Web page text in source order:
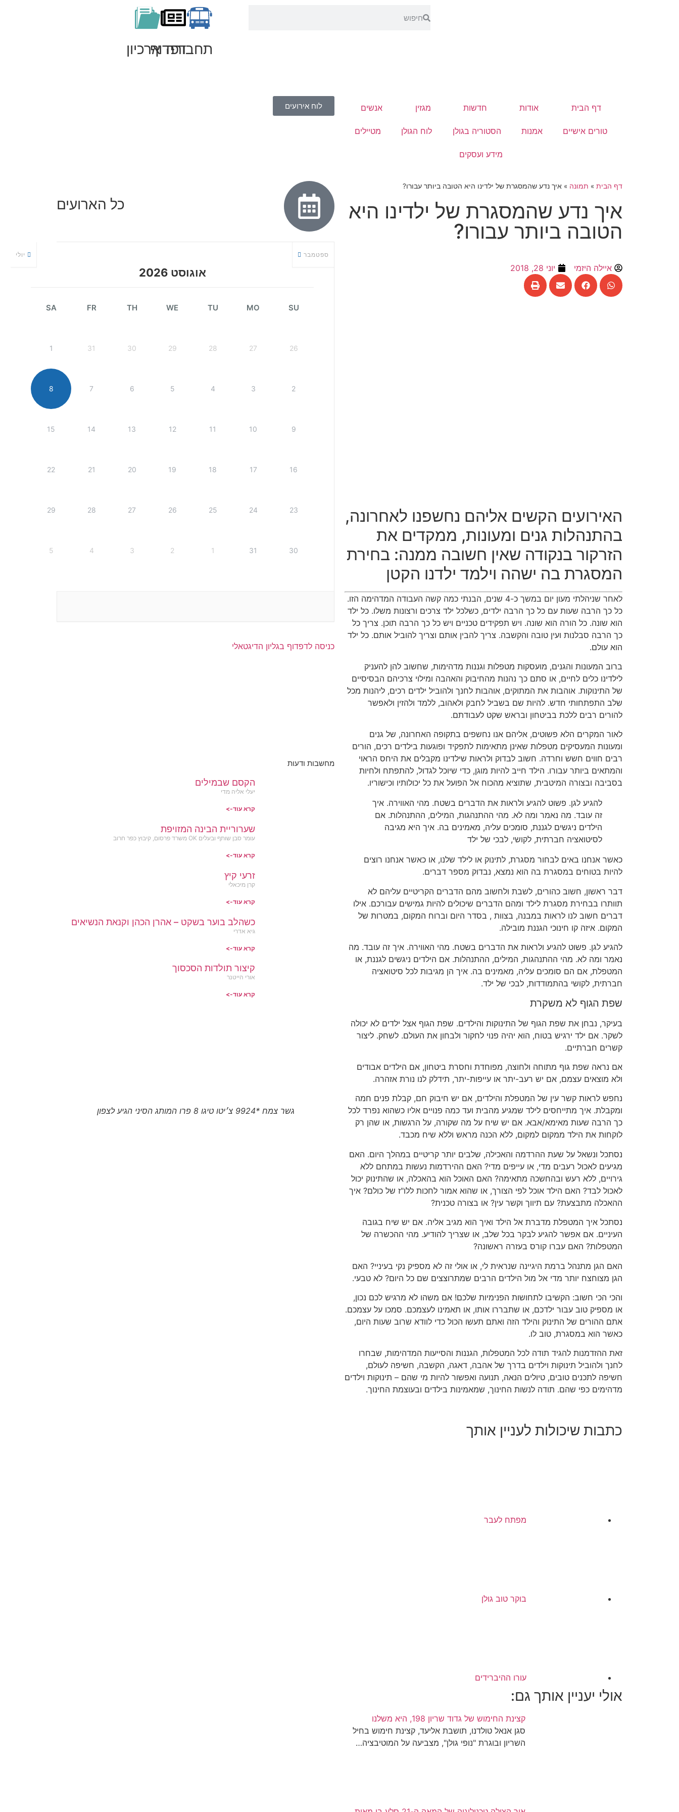
תחבורה
דפדוףארכיון
דף הבית אודות חדשות מגזין אנשים
טורים אישיים אמנות הסטוריה בגולן לוח הגולן מטיילים
מידע ועסקים
לוח אירועים
דף הבית » תמונה » איך נדע שהמסגרת של ילדינו היא הטובה ביותר עבורו?
איך נדע שהמסגרת של ילדינו היא
הטובה ביותר עבורו?
איילה היזמי יוני 28, 2018
האירועים הקשים אליהם נחשפנו לאחרונה,
בהתנהלות גנים ומעונות, ממקדים את
הזרקור בנקודה שאין חשובה ממנה: בחירת
המסגרת בה ישהה וילמד ילדנו הקטן
לאחר שניהלתי מעון יום במשך כ-4 שנים, הבנתי כמה קשה העבודה המדהימה הזו.
כל כך הרבה שעות עם כל כך הרבה ילדים, כשלכל ילד צרכים ורצונות משלו. כל ילד
הוא שונה. כל הורה הוא שונה. ויש תפקידים טכניים ויש כל כך הרבה תוכן. צריך כל
כך הרבה סבלנות ועין טובה והקשבה. צריך להבין אותם וצריך להוביל אותם. כל ילד
הוא עולם.
ברוב המעונות והגנים, מועסקות מטפלות וגננות מדהימות, שחשוב להן להעניק
לילדינו כלים לחיים, או סתם כך נהנות מהחיבוק והאהבה ומילוי צרכיהם הבסיסיים
של התינוקות. אוהבות את המתוקים, אוהבות לחנך ולהוביל ילדים רכים, ליהנות מכל
שלב התפתחותי חדש. להיות שם בשביל לחבק ולאהוב, ללמד ולהזין ולאפשר
להורים רבים ללכת בביטחון ובראש שקט לעבודתם.
לאור המקרים הלא פשוטים, אליהם אנו נחשפים בתקופה האחרונה, של גנים
ומעונות המעסיקים מטפלות שאינן מתאימות לתפקיד ופוגעות בילדים רכים, הורים
רבים חווים חשש וחרדה. חשוב לבדוק ולראות שילדינו מקבלים את היחס הראוי
והמתאים ביותר עבורו. הילד חייב להיות מוגן, כדי שיוכל לגדול, להתפתח ולחיות
בסביבה ובצורה המיטבית, שתוציא מהכוח אל הפועל את כל יכולותיו וכישוריו.
להגיע לגן. פשוט להגיע ולראות את הדברים בשטח. מהי האווירה. איך
זה עובד. מה נאמר ומה לא. מהי ההתנהגות, המילים, ההתנהלות. אם
הילדים ניגשים לגננת, סומכים עליה, מאמינים בה. איך היא מגיבה
לסיטואציה חברתית, לקושי, לבכי של ילד
כאשר אנחנו באים לבחור מסגרת, לתינוק או לילד שלנו, או כאשר אנחנו רוצים
להיות בטוחים במסגרת בה הוא נמצא, נבדוק מספר דברים.
דבר ראשון, חשוב כהורים, לשבת ולחשוב מהם הדברים הקריטיים עליהם לא
תוותרו בבחירת מסגרת לילד ומהם הדברים שיכולים להיות גמישים עבורכם. אילו
דברים חשוב לנו לראות במבנה, בצוות , בסדר היום וברוח המקום, במטרות של
המקום. איזה קו חינוכי הגננת מובילה.
להגיע לגן. פשוט להגיע ולראות את הדברים בשטח. מהי האווירה. איך זה עובד. מה
נאמר ומה לא. מהי ההתנהגות, המילים, ההתנהלות. אם הילדים ניגשים לגננת, או
המטפלת, אם הם סומכים עליה, מאמינים בה. איך הן מגיבות לכל סיטואציה
חברתית, לקושי בהתמודדות, לבכי של ילד.
שפת הגוף לא משקרת
בעיקר, נבחן את שפת הגוף של התינוקות והילדים. שפת הגוף אצל ילדים לא יכולה
לשקר. אם ילד ירגיש בטוח, הוא יהיה פנוי לחקור ולבחון את העולם. לשחק. ליצור
קשרים חברתיים.
אם נראה שפת גוף מתוחה ולחוצה, מפוחדת וחסרת ביטחון, אם הילדים אבודים
ולא מוצאים עצמם, אם יש רעב-יתר או עייפות-יתר, תידלק לנו נורת אזהרה.
נחפש לראות קשר עין של המטפלת והילדים, אם יש חיבוק חם, קבלת פנים חמה
ומקבלת. איך מתייחסים לילד שמגיע מהבית ועד כמה פנויים אליו כשהוא נפרד לכל
כך הרבה שעות מאימא/אבא. אם יש שיח על מה שקורה, על הרגשות, או שהן רק
לוקחות את הילד ממקום למקום, ללא הכנה מראש וללא שיח מכבד.
נסתכל ונשאל על שעת ההרדמה והאכילה, שלבים יותר קריטיים במהלך היום. האם
מגיעים לאכול רעבים מדי, או עייפים מדי? האם ההירדמות נעשות במתחם ללא
גירויים, ללא רעש ובהחשכה מתאימה? האם האוכל הוא בהאכלה, או שהתינוק יכול
לאכול לבד? האם הילד אוכל לפי הצורך, או שהוא אמור לחכות ללו"ז של כולם? איך
ההאכלה מתבצעת? עם תיווך וקשר עין? או בצורה טכנית?
נסתכל איך המטפלת מדברת אל הילד ואיך הוא מגיב אליה. אם יש שיח בגובה
העיניים. אם אפשר להגיע לבקר בכל שלב, או שצריך להודיע. מהי ההכשרה של
המטפלות? האם עברו קורס בעזרה ראשונה?
האם הגן מתנהל ברמת היגיינה שנראית לי, או אולי זה לא מספיק נקי בעיניי? האם
הגן מצוחצח יותר מדי אל מול הילדים הרבים שמתרוצצים שם כל היום? לא טבעי.
והכי הכי חשוב: הקשיבו לתחושות הפנימיות שלכם! אם משהו לא מרגיש לכם נכון,
או מספיק טוב עבור ילדכם, או שתבררו אותו, או תאמינו לעצמכם. סמכו על עצמכם.
אתם ההורים של התינוק והילד הזה ואתם תעשו הכול כדי לוודא שרוב שעות היום,
כאשר הוא במסגרת, טוב לו.
זאת ההזדמנות להגיד תודה לכל המטפלות, הגננות והסייעות המדהימות, שבחרו
לחנך ולהוביל תינוקות וילדים בדרך של אהבה, דאגה, הקשבה, חשיפה לעולם,
חשיפה לתכנים טובים, טיולים הנאה, תנועה ואפשור להיות מי שהם – תינוקות וילדים
מדהימים כפי שהם. תודה לנשות החינוך, שמאמינות בילדים ובעוצמת החינוך.
כתבות שיכולות לעניין אותך
מפתח לעבר
בוקר טוב גולן
עורו ההיברידים
אולי יעניין אותך גם:
קצינת החימוש של גדוד שריון 198, היא משלנו
סגן אנאל טולדנו, תושבת אליעד, קצינת חימוש בחיל
השריון ובוגרת "נופי גולן", מצביעה על המוטיבציה…
כל הארועים
יולי
אוגוסט 2026
ספטמבר
SU
MO
TU
WE
TH
FR
SA
26
27
28
29
30
31
1
2
3
4
5
6
7
8
9
10
11
12
13
14
15
16
17
18
19
20
21
22
23
24
25
26
27
28
29
30
31
1
2
3
4
5
כניסה לדפדוף בגליון הדיגטאלי
מחשבות ודעות
הקסם שבמילים
יעלי אליה מדי
קרא עוד->
שערוריית הבינה המזויפת
עומר סבן שותף ובעלים OK משרד פרסום, קיבוץ כפר חרוב
קרא עוד->
זרעי קיץ
קרן מיכאלי
קרא עוד->
כשהלב בוער בשקט – אהרן הכהן וקנאת הנשיאים
גיא אדרי
קרא עוד->
קיצור תולדות הסכסוך
אורי הייטנר
קרא עוד->
גשר צמח *9924 צ׳יטו טיגו 8 פרו המותג הסיני הגיע לצפון